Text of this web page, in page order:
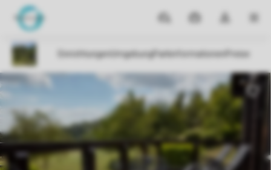
Reiseziele
Meine
Dropdown-
meines
öffnen